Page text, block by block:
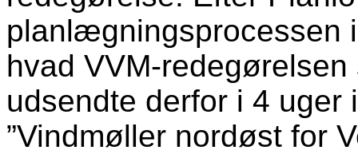
planlægningsprocessen
hvad VVM-
udsendte derfor i 4
”Vindmøller nordøst for